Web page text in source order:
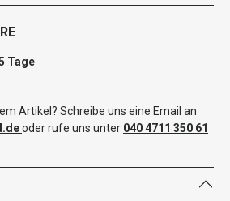
Tage
Artikel? Schreibe uns eine Email an
oder rufe uns unter 040 4711 350 61